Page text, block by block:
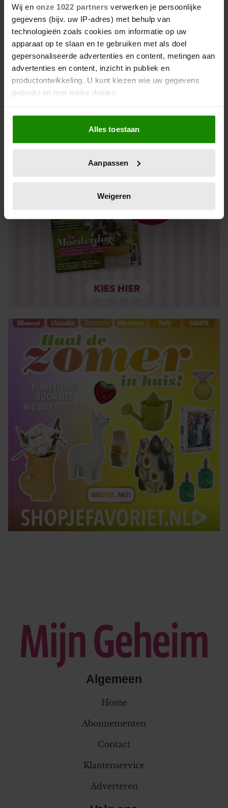
Wij en onze 1022 partners verwerken je persoonlijke
gegevens (bijv. uw IP-adres) met behulp van
technologieën zoals cookies om informatie op uw
apparaat op te slaan en te gebruiken met als doel
gepersonaliseerde advertenties en content, metingen aan
advertenties en content, inzicht in publiek en
productontwikkeling. U kunt kiezen wie uw gegevens
gebruikt en met welke doelen.
Als u het toestaat, willen we ook graag:
Informatie verzamelen over uw geografische locatie,
die tot een paar meter nauwkeurig kan zijn
op specifieke eigenschappen (fingerprinting)
verwerkt en stel uw voorkeuren in het
intrekken in de Cookieverklaring.
We gebruiken cookies om content en advertenties te
personaliseren, om functies voor social media te bieden
en om ons websiteverkeer te analyseren. Ook delen we
partners voor social media, adverteren en analyse. Deze
verzameld op basis van uw gebruik van hun services. U
gaat akkoord met onze cookies als u onze website blijft
gebruiken.
Alles toestaan
Aanpassen
Weigeren
De nieuwe Mijn Geheim ligt nu in de winkel
Abonneren
Digitaal lezen
Los kopen
Algemeen
Home
Abonnementen
Contact
Klantenservice
Adverteren